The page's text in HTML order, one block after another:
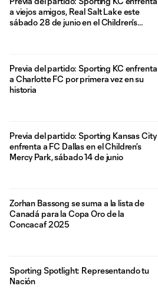
a viejos amigos, Real Salt Lake este
sábado 28 de junio en el Children’s
Previa del partido: Sporting KC enfrenta
a Charlotte FC por primera vez en su
historia
Previa del partido: Sporting Kansas City
enfrenta a FC Dallas en el Children’s
Mercy Park, sábado 14 de junio
Zorhan Bassong se suma a la lista de
Canadá para la Copa Oro de la
Concacaf 2025
Sporting Spotlight: Representando tu
Nación